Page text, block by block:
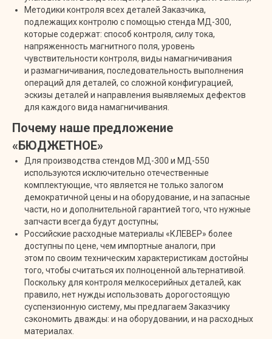
Методики контроля всех деталей Заказчика,
подлежащих контролю с помощью стенда МД-300,
которые содержат: способ контроля, силу тока,
напряженность магнитного поля, уровень
чувствительности контроля, виды намагничивания
и размагничивания, последовательность выполнения
операций для деталей, со сложной конфигурацией,
эскизы деталей и направления выявляемых дефектов
для каждого вида намагничивания.
Почему наше предложение
«БЮДЖЕТНОЕ»
Для производства стендов МД-300 и МД-550
используются исключительно отечественные
комплектующие, что является не только залогом
демократичной цены и на оборудование, и на запасные
части, но и дополнительной гарантией того, что нужные
запчасти всегда будут доступны;
Российские расходные материалы «КЛЕВЕР» более
доступны по цене, чем импортные аналоги, при
этом по своим техническим характеристикам достойны
того, чтобы считаться их полноценной альтернативой.
Поскольку для контроля мелкосерийных деталей, как
правило, нет нужды использовать дорогостоящую
суспензионную систему, мы предлагаем Заказчику
сэкономить дважды: и на оборудовании, и на расходных
материалах.